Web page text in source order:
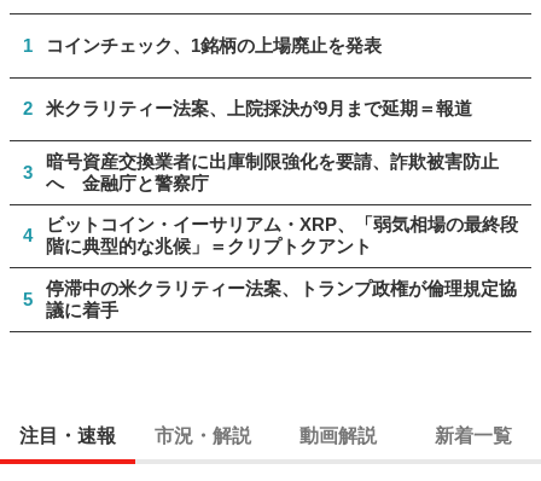
1 コインチェック、1銘柄の上場廃止を発表
2 米クラリティー法案、上院採決が9月まで延期＝報道
3
暗号資産交換業者に出庫制限強化を要請、詐欺被害防止
へ 金融庁と警察庁
4
ビットコイン・イーサリアム・XRP、「弱気相場の最終段
階に典型的な兆候」＝クリプトクアント
5
停滞中の米クラリティー法案、トランプ政権が倫理規定協
議に着手
注目・速報 市況・解説 動画解説 新着一覧